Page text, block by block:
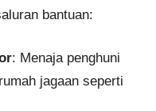
bantuan:
: Menaja penghuni
jagaan seperti